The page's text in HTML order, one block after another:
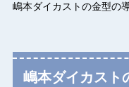
嶋本ダイカストの金型の
嶋本ダイカスト